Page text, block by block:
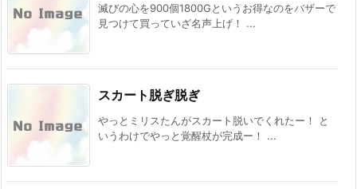
滅びの心を900個1800Gというお得なのをバザーで
見つけて買っていざ名声上げ！ ...
スカート脱ぎ脱ぎ
やっとミリスたんがスカート脱いでくれたー！ と
いうわけでやっと覚醒杖が完成ー！ ...